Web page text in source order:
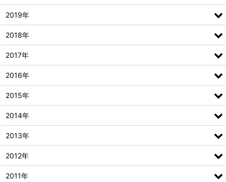
2019年
2018年
2017年
2016年
2015年
2014年
2013年
2012年
2011年